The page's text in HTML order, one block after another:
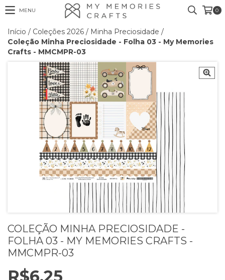
MENU 0
Início / Coleções 2026 / Minha Preciosidade /
Coleção Minha Preciosidade - Folha 03 - My Memories
Crafts - MMCMPR-03
COLEÇÃO MINHA PRECIOSIDADE -
FOLHA 03 - MY MEMORIES CRAFTS -
MMCMPR-03